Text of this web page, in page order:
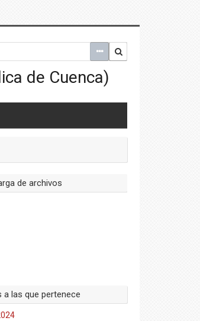
de archivos
a las que pertenece